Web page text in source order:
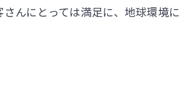
んにとっては満足に、地球環境に